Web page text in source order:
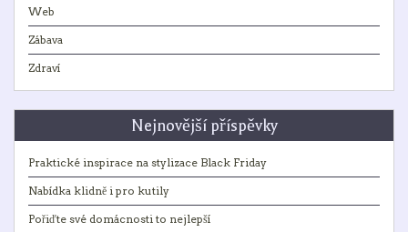
Web
Zábava
Zdraví
Nejnovější příspěvky
Praktické inspirace na stylizace Black Friday
Nabídka klidně i pro kutily
Pořiďte své domácnosti to nejlepší